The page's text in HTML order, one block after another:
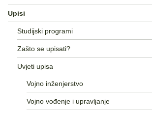
Upisi
Studijski programi
Zašto se upisati?
Uvjeti upisa
Vojno inženjerstvo
Vojno vođenje i upravljanje